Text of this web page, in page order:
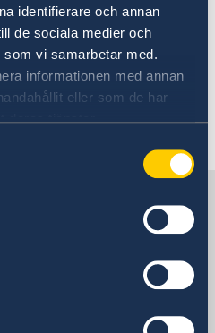
identifierare och annan
de sociala medier och
vi samarbetar med.
informationen med annan
eller som de har
deras tjänster.
you must have a
to apply for a permit for
doctoral student at
.